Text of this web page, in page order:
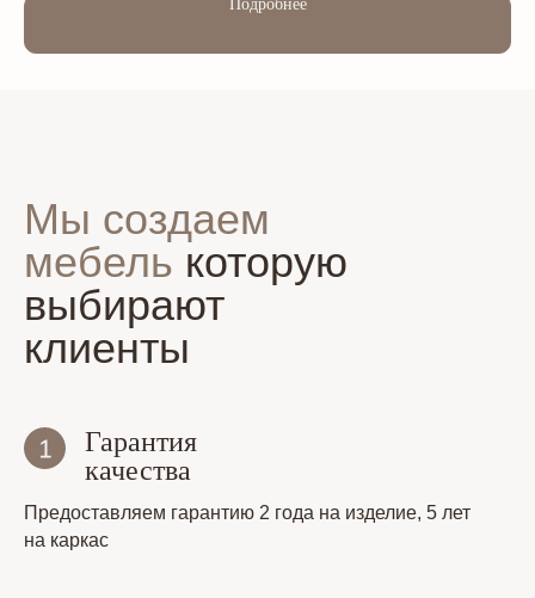
Подробнее
Мы создаем
мебель которую
выбирают
клиенты
Гарантия
качества
Предоставляем гарантию 2 года на изделие, 5 лет
на каркас